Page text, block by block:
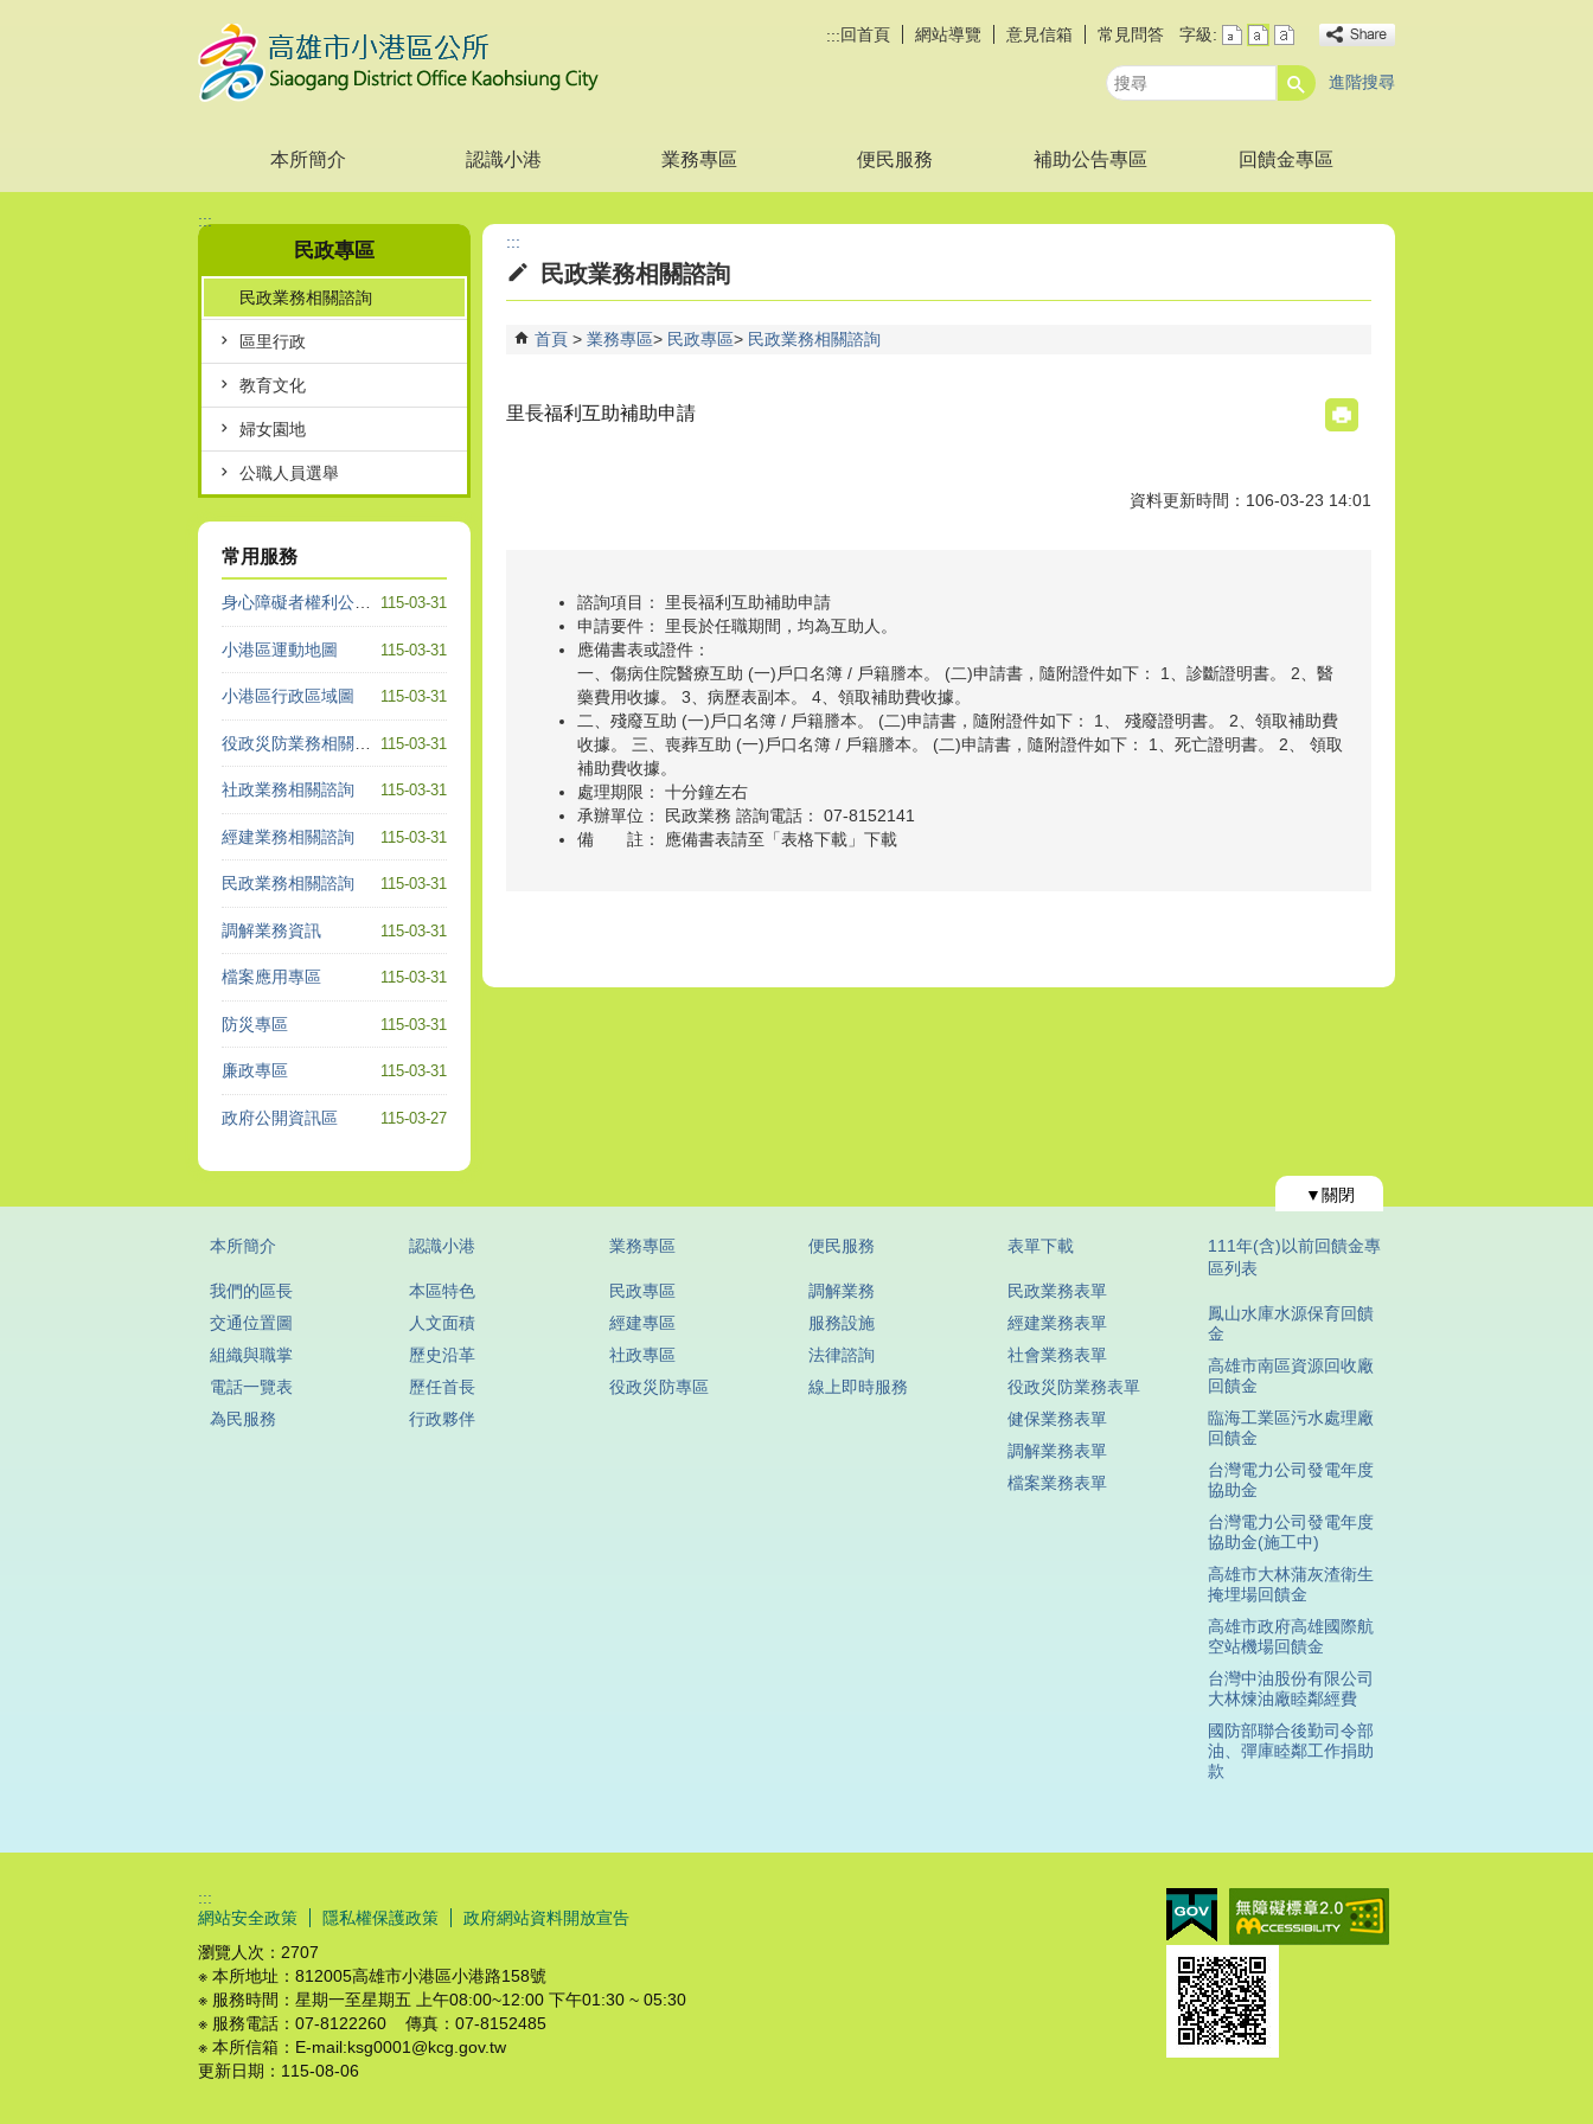
:::回首頁 網站導覽 意見信箱 常見問答 字級:
搜
進階搜尋
本所簡介 認識小港 業務專區 便民服務 補助公告專區 回饋金專區
:::
民政專區
民政業務相關諮詢
區里行政
教育文化
婦女園地
公職人員選舉
常用服務
115-03-31
身心障礙者權利公約專區
115-03-31
小港區運動地圖
115-03-31
小港區行政區域圖
115-03-31
役政災防業務相關諮詢
115-03-31
社政業務相關諮詢
115-03-31
經建業務相關諮詢
115-03-31
民政業務相關諮詢
115-03-31
調解業務資訊
115-03-31
檔案應用專區
115-03-31
防災專區
115-03-31
廉政專區
115-03-27
政府公開資訊區
:::
民政業務相關諮詢
首頁 業務專區 民政專區 民政業務相關諮詢
里長福利互助補助申請
資料更新時間：106-03-23 14:01
諮詢項目： 里長福利互助補助申請
申請要件： 里長於任職期間，均為互助人。
應備書表或證件：
一、傷病住院醫療互助 (一)戶口名簿 / 戶籍謄本。 (二)申請書，隨附證件如下： 1、診斷證明書。 2、醫
藥費用收據。 3、病歷表副本。 4、領取補助費收據。
二、殘廢互助 (一)戶口名簿 / 戶籍謄本。 (二)申請書，隨附證件如下： 1、 殘廢證明書。 2、領取補助費
收據。 三、喪葬互助 (一)戶口名簿 / 戶籍謄本。 (二)申請書，隨附證件如下： 1、死亡證明書。 2、 領取
補助費收據。
處理期限： 十分鐘左右
承辦單位： 民政業務 諮詢電話： 07-8152141
備 註： 應備書表請至「表格下載」下載
▼關閉
本所簡介
我們的區長
交通位置圖
組織與職掌
電話一覽表
為民服務
認識小港
本區特色
人文面積
歷史沿革
歷任首長
行政夥伴
業務專區
民政專區
經建專區
社政專區
役政災防專區
便民服務
調解業務
服務設施
法律諮詢
線上即時服務
表單下載
民政業務表單
經建業務表單
社會業務表單
役政災防業務表單
健保業務表單
調解業務表單
檔案業務表單
111年(含)以前回饋金專
區列表
鳳山水庫水源保育回饋
金
高雄市南區資源回收廠
回饋金
臨海工業區污水處理廠
回饋金
台灣電力公司發電年度
協助金
台灣電力公司發電年度
協助金(施工中)
高雄市大林蒲灰渣衛生
掩埋場回饋金
高雄市政府高雄國際航
空站機場回饋金
台灣中油股份有限公司
大林煉油廠睦鄰經費
國防部聯合後勤司令部
油、彈庫睦鄰工作捐助
款
:::
網站安全政策
隱私權保護政策
政府網站資料開放宣告
瀏覽人次： 2707
※ 本所地址：812005高雄市小港區小港路158號
※ 服務時間：星期一至星期五 上午08:00~12:00 下午01:30 ~ 05:30
※ 服務電話：07-8122260 傳真：07-8152485
※ 本所信箱：E-mail:ksg0001@kcg.gov.tw
更新日期： 115-08-06